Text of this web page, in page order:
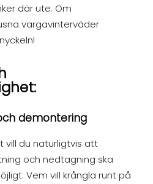
där ute. Om
vargavinterväder
demontering
vill du naturligtvis att
och nedtagning ska
Vem vill krångla runt på